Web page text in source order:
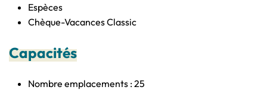
Espèces
Chèque-Vacances Classic
Capacités
Nombre emplacements : 25